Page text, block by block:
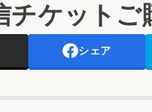
チケットご
シェア